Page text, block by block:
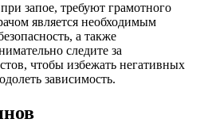
запое, требуют грамотного
является необходимым
а также
следите за
чтобы избежать негативных
зависимость.